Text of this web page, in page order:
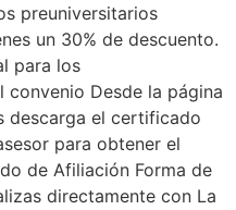
preuniversitarios
un 30% de descuento.
para los
convenio Desde la página
descarga el certificado
para obtener el
de Afiliación Forma de
directamente con La